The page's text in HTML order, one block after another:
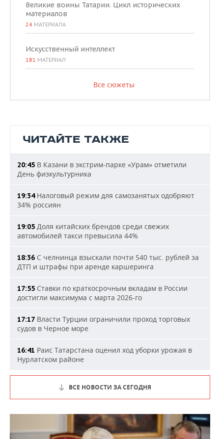
Великие воины Татарии. Цикл исторических
материалов
24 МАТЕРИАЛА
Искусственный интеллект
181 МАТЕРИАЛ
Все сюжеты
ЧИТАЙТЕ ТАКЖЕ
20:45 В Казани в экстрим-парке «Урам» отметили
День физкультурника
19:34Налоговый режим для самозанятых одобряют
34% россиян
19:05 Доля китайских брендов среди свежих
автомобилей такси превысила 44%
18:36 С челнинца взыскали почти 540 тыс. рублей за
ДТП и штрафы при аренде каршеринга
17:55 Ставки по краткосрочным вкладам в России
достигли максимума с марта 2026-го
17:17 Власти Турции ограничили проход торговых
судов в Черное море
16:41 Раис Татарстана оценил ход уборки урожая в
Нурлатском районе
ВСЕ НОВОСТИ ЗА СЕГОДНЯ